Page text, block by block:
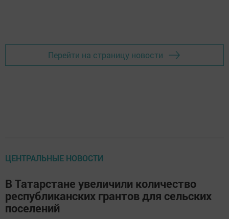
Перейти на страницу новости
ЦЕНТРАЛЬНЫЕ НОВОСТИ
В Татарстане увеличили количество
республиканских грантов для сельских
поселений